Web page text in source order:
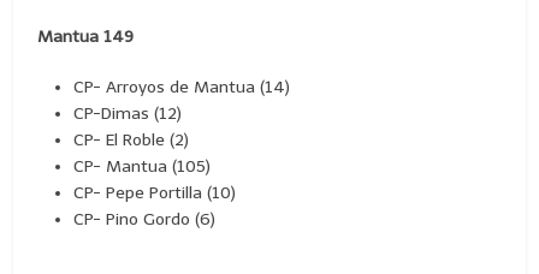
Mantua 149
CP- Arroyos de Mantua (14)
CP-Dimas (12)
CP- El Roble (2)
CP- Mantua (105)
CP- Pepe Portilla (10)
CP- Pino Gordo (6)